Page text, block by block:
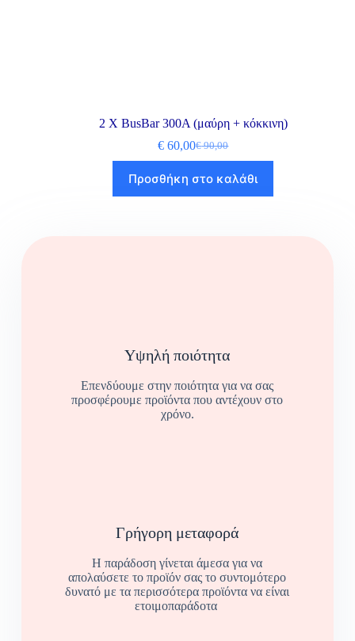
2 X BusBar 300A (μαύρη + κόκκινη)
€90,00
€ 60,00
Προσθήκη στο καλάθι
Υψηλή ποιότητα
Επενδύουμε στην ποιότητα για να σας
προσφέρουμε προϊόντα που αντέχουν στο
χρόνο.
Γρήγορη μεταφορά
Η παράδοση γίνεται άμεσα για να
απολαύσετε το προϊόν σας το συντομότερο
δυνατό με τα περισσότερα προϊόντα να είναι
ετοιμοπαράδοτα